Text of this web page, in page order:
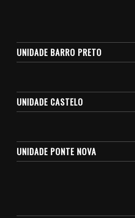
UNIDADE BARRO PRETO
UNIDADE CASTELO
UNIDADE PONTE NOVA